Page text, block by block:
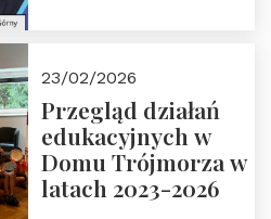
Rozmawiają red.
Grzegorz Górny i
prof. Michał
Łuczewski
23/02/2026
Przegląd działań
edukacyjnych w
Domu Trójmorza w
latach 2023-2026